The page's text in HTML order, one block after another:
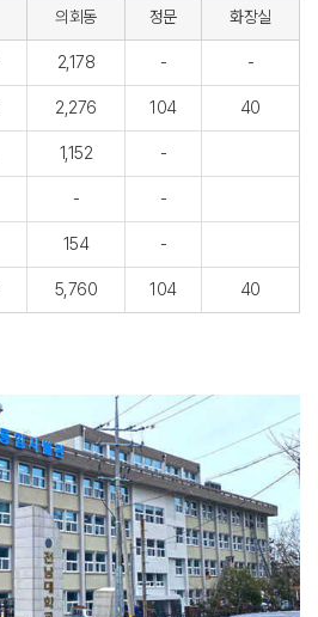
의회동 정문 화장실
2,178 - -
2,276 104 40
1,152 -
- -
154 -
5,760 104 40